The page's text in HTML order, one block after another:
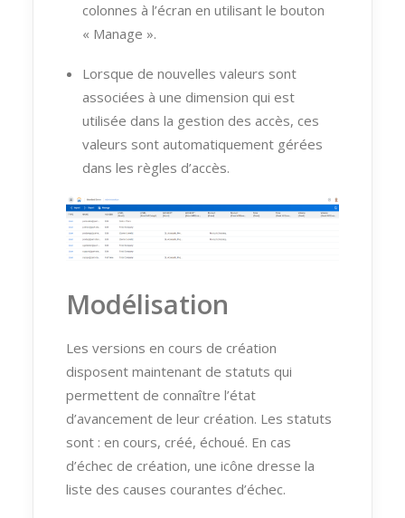
colonnes à l’écran en utilisant le bouton
« Manage ».
Lorsque de nouvelles valeurs sont
associées à une dimension qui est
utilisée dans la gestion des accès, ces
valeurs sont automatiquement gérées
dans les règles d’accès.
Modélisation
Les versions en cours de création
disposent maintenant de statuts qui
permettent de connaître l’état
d’avancement de leur création. Les statuts
sont : en cours, créé, échoué. En cas
d’échec de création, une icône dresse la
liste des causes courantes d’échec.